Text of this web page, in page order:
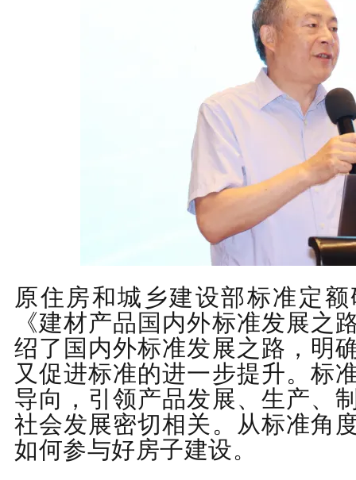
原住房和城乡建设部标准定
《建材产品国内外标准发展之
绍了 国内外标准发展之路， 明
又促进标准的进一步提升。 标
导向 ， 引领产品发展、 生产、
社会发展密切相关。
从标准角
如何参与好房子建设。